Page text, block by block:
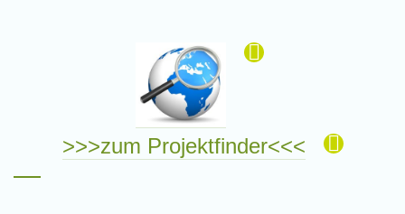
>>>zum Projektfinder<<<